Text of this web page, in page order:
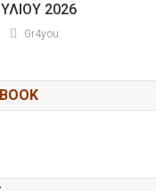
2026
Gr4you